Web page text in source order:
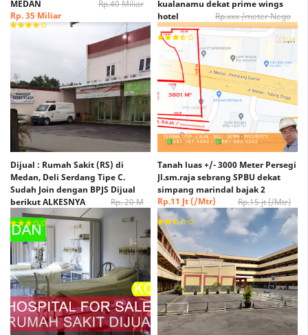
MEDAN
Rp.40 Miliar
Rp. 35 Miliar
kualanamu dekat prime wings
hotel
Rp.xxx /meter Nego
Rp. xxx /Meter Nego
Dijual : Rumah Sakit (RS) di
Medan, Deli Serdang Tipe C.
Sudah Join dengan BPJS Dijual
berikut ALKESNYA
Rp. 20 M
Rp. 15 M (Nego)
Tanah luas +/- 3000 Meter Persegi
Jl.sm.raja sebrang SPBU dekat
simpang marindal bajak 2
Rp.15 jt (/Mtr)
Rp.11 Jt (/Mtr)
(Nego)